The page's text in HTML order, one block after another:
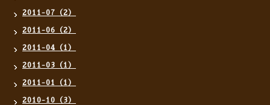
2011-07（2）
2011-06（2）
2011-04（1）
2011-03（1）
2011-01（1）
2010-10（3）